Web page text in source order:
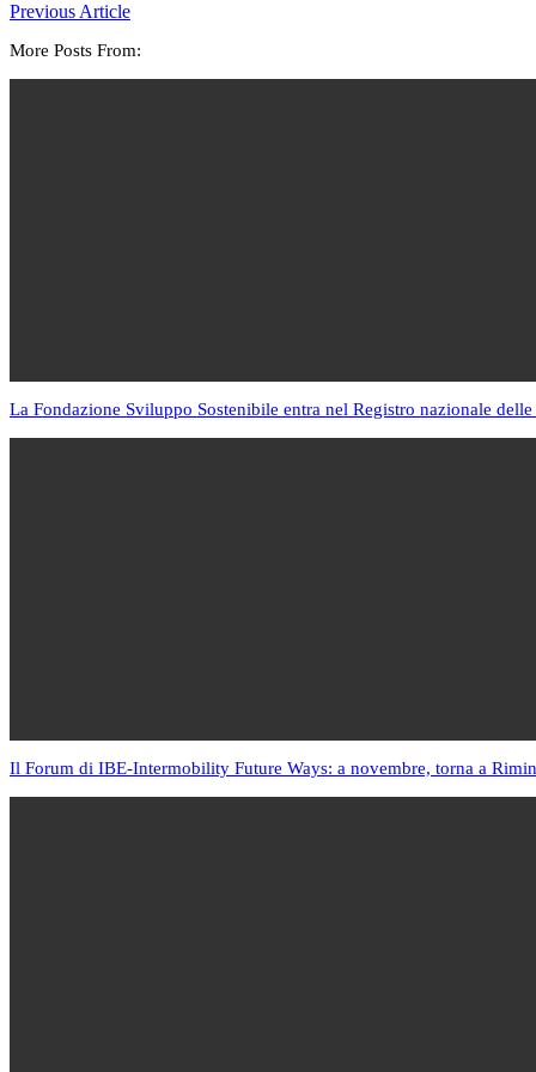
Previous Article
More Posts From:
La Fondazione Sviluppo Sostenibile entra nel Registro nazionale
Il Forum di IBE-Intermobility Future Ways: a novembre, torna a